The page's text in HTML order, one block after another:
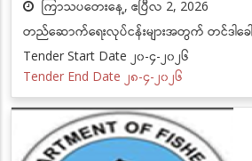
ကြာသပတေးနေ့, ဧပြီလ 2, 2026
တည်ဆောက်ရေးလုပ်ငန်းများအတွက် တင်ဒါခေါ်
Tender Start Date ၂၀-၄-၂၀၂၆
Tender End Date ၂၈-၄-၂၀၂၆